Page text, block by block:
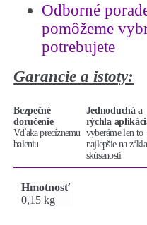
Odborné
pomôžeme
potrebujete
Garancie a istoty:
Bezpečné
doručenie
Vďaka precíznemu
baleniu
Jednoduchá a
rýchla
vyberáme len to
najlepšie na
skúseností
Hmotnosť
0,15 kg